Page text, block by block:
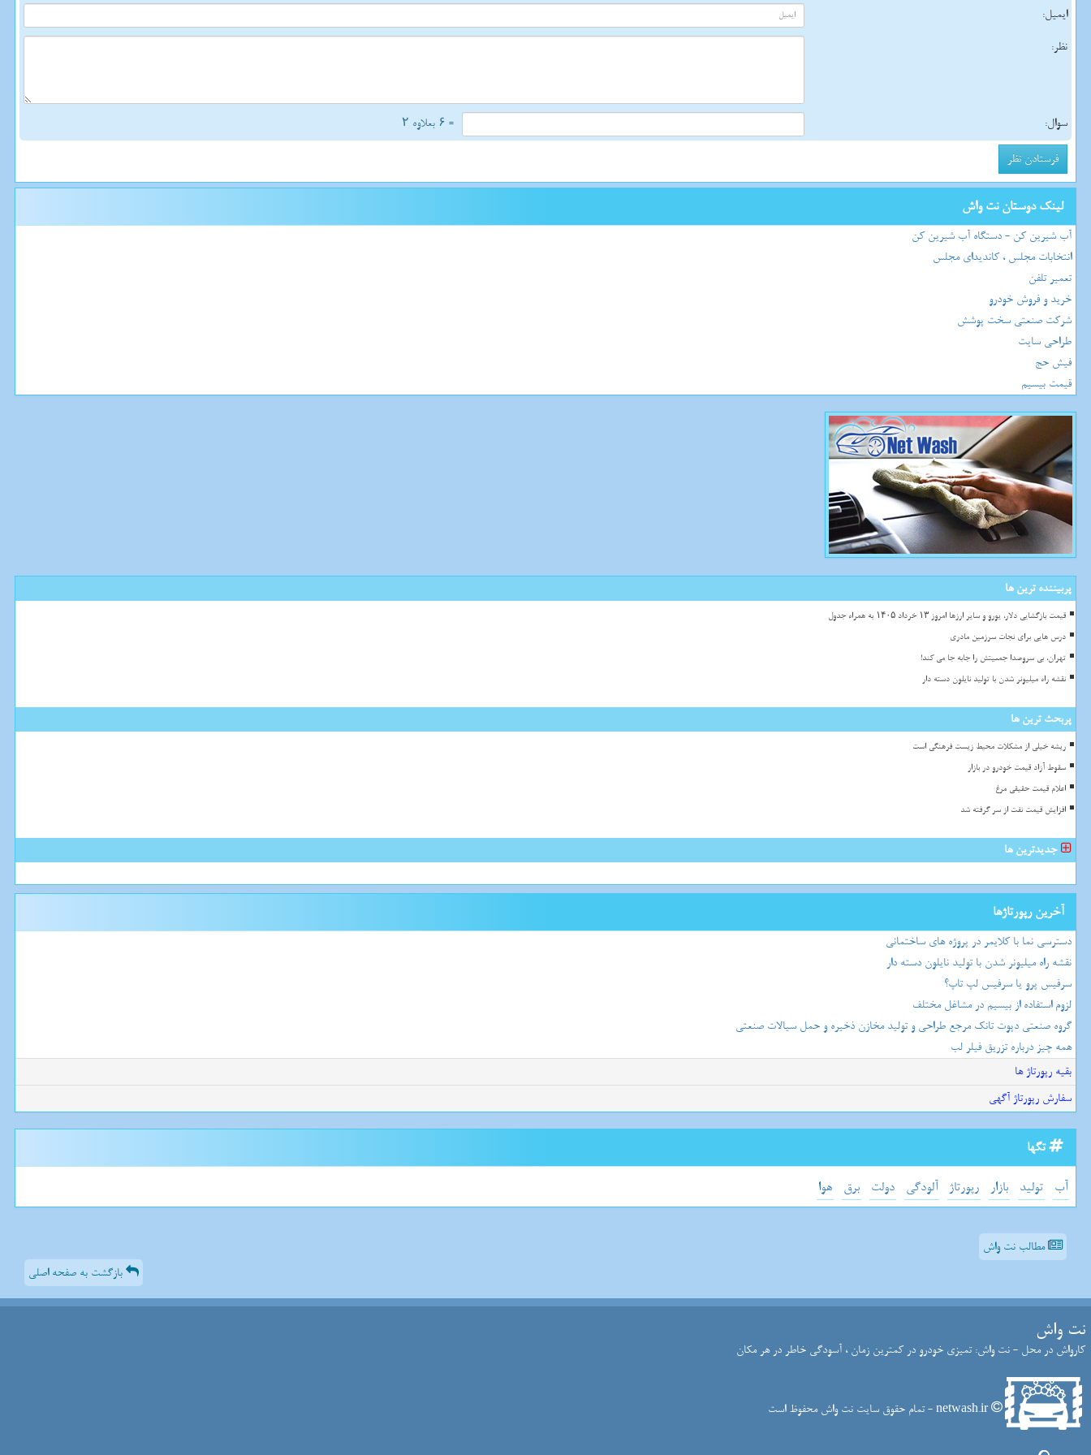
ایمیل:
نظر:
سوال: = ۶ بعلاوه ۲
لینک دوستان نت واش
آب شیرین کن - دستگاه آب شیرین کن
انتخابات مجلس ، کاندیدای مجلس
تعمیر تلفن
خرید و فروش خودرو
شرکت صنعتی سخت پوشش
طراحی سایت
فیش حج
قیمت بیسیم
پربیننده ترین ها
قیمت بازگشایی دلار، یورو و سایر ارزها امروز ۱۳ خرداد ۱۴۰۵ به همراه جدول
درس هایی برای نجات سرزمین مادری
تهران، بی سروصدا جمعیتش را جابه جا می کند!
نقشه راه میلیونر شدن با تولید نایلون دسته دار
پربحث ترین ها
ریشه خیلی از مشکلات محیط زیست فرهنگی است
سقوط آزاد قیمت خودرو در بازار
اعلام قیمت حقیقی مرغ
افزایش قیمت نفت از سر گرفته شد
جدیدترین ها
آخرین رپورتاژها
دسترسی نما با کلایمر در پروژه های ساختمانی
نقشه راه میلیونر شدن با تولید نایلون دسته دار
سرفیس پرو یا سرفیس لپ تاپ؟
لزوم استفاده از بیسیم در مشاغل مختلف
گروه صنعتی دپوت تانک مرجع طراحی و تولید مخازن ذخیره و حمل سیالات صنعتی
همه چیز درباره تزریق فیلر لب
بقیه رپورتاژ ها
سفارش رپورتاژ آگهی
تگها
آب تولید بازار رپورتاژ آلودگی دولت برق هوا
مطالب نت واش
بازگشت به صفحه اصلی
نت واش
کارواش در محل - نت واش: تمیزی خودرو در کمترین زمان ، آسودگی خاطر در هر مکان
netwash.ir - تمام حقوق سایت نت واش محفوظ است